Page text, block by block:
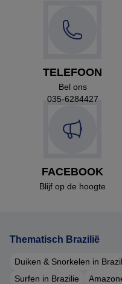
TELEFOON
Bel ons
035-6284427
FACEBOOK
Blijf op de hoogte
Thematisch Brazilië
Duiken & Snorkelen in
Surfen in Brazilie